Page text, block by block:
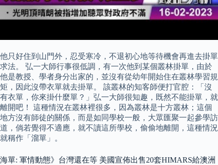
他只好住到山門外，忍受寒冷，不退初心地等待機會再進去掛單
求法。 弘一大師行事很低調，有一次他到某個叢林掛單，由於
他是教授、學者身分出家的，並沒有從幼年開始住在叢林學習規
矩，因此沒帶衣單就去掛單。 該叢林的知客師便打官腔：「沒
有衣單，你來掛什麼單？」弘一大師很知趣，既然不能掛單，就
離開吧！ 這種情況在叢林裡很多，因為叢林是十方叢林；這個
地方沒有師徒的關係，而是如同學校一般，大眾匯聚一起參學訪
道，倘若覺得不適應，就不讀這所學校，偷偷地離開，這種情況
就稱作「溜單」。
海單: 軍情動態》台灣還在等 美國宣佈出售20套HIMARS給澳洲